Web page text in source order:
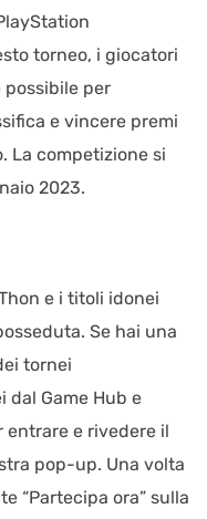
torneo, i giocatori
per
e vincere premi
La competizione si
2023.
e i titoli idonei
Se hai una
tornei
Game Hub e
entrare e rivedere il
pop-up. Una volta
“Partecipa ora” sulla